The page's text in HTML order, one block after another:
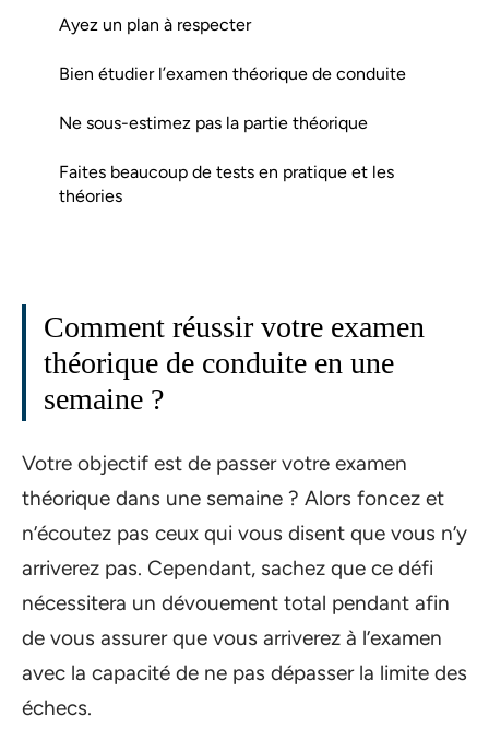
Ayez un plan à respecter
Bien étudier l’examen théorique de conduite
Ne sous-estimez pas la partie théorique
Faites beaucoup de tests en pratique et les
théories
Comment réussir votre examen
théorique de conduite en une
semaine ?
Votre objectif est de passer votre examen
théorique dans une semaine ? Alors foncez et
n’écoutez pas ceux qui vous disent que vous n’y
arriverez pas. Cependant, sachez que ce défi
nécessitera un dévouement total pendant afin
de vous assurer que vous arriverez à l’examen
avec la capacité de ne pas dépasser la limite des
échecs.